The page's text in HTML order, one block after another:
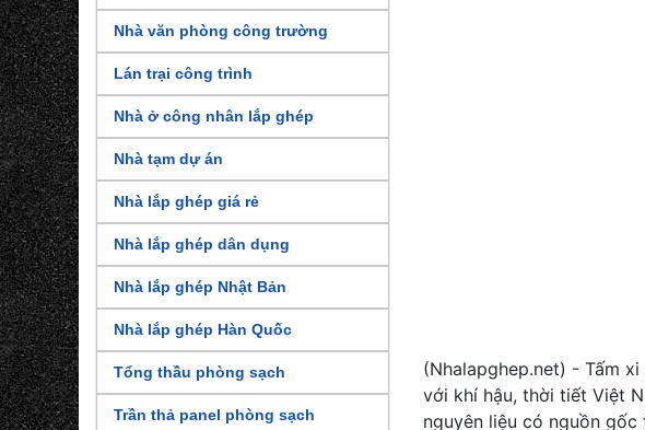
Nhà văn phòng công trường
Lán trại công trình
Nhà ở công nhân lắp ghép
Nhà tạm dự án
Nhà lắp ghép giá rẻ
Nhà lắp ghép dân dụng
Nhà lắp ghép Nhật Bản
Nhà lắp ghép Hàn Quốc
Tổng thầu phòng sạch
Trần thả panel phòng sạch
(Nhalapghep.net) - Tấm
với khí hậu, thời tiết Việt
nguyên liệu có nguồn